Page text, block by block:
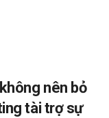
nên bỏ
tài trợ sự